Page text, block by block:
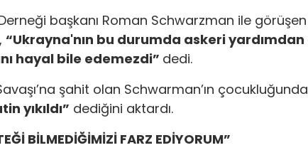
başkanı Roman Schwarzman ile görüşen
“Ukrayna'nın bu durumda askeri
hayal bile edemezdi” dedi.
şahit olan Schwarman’ın çocukluğunda
yıkıldı” dediğini aktardı.
BİLMEDİĞİMİZİ FARZ EDİYORUM”